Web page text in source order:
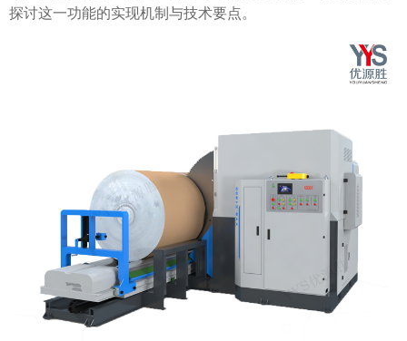
探讨这一功能的实现机制与技术要点。